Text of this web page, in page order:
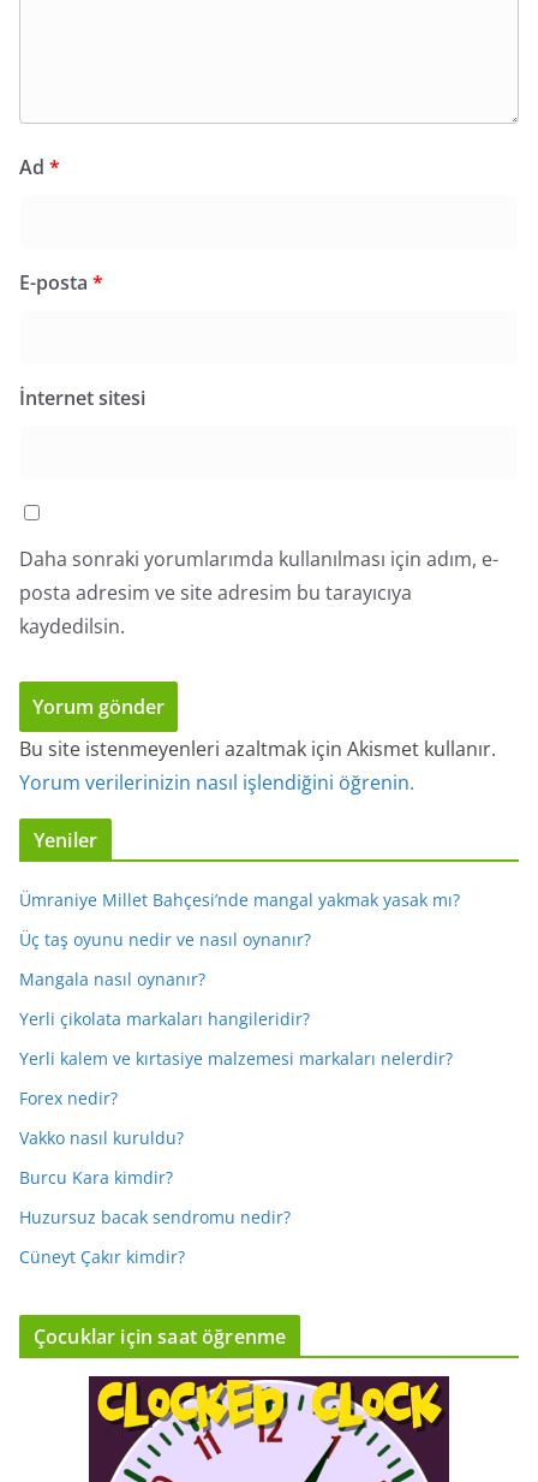
Ad *
E-posta *
İnternet sitesi
Daha sonraki yorumlarımda kullanılması için adım, e-
posta adresim ve site adresim bu tarayıcıya
kaydedilsin.
Bu site istenmeyenleri azaltmak için Akismet kullanır.
Yorum verilerinizin nasıl işlendiğini öğrenin.
Yeniler
Ümraniye Millet Bahçesi’nde mangal yakmak yasak mı?
Üç taş oyunu nedir ve nasıl oynanır?
Mangala nasıl oynanır?
Yerli çikolata markaları hangileridir?
Yerli kalem ve kırtasiye malzemesi markaları nelerdir?
Forex nedir?
Vakko nasıl kuruldu?
Burcu Kara kimdir?
Huzursuz bacak sendromu nedir?
Cüneyt Çakır kimdir?
Çocuklar için saat öğrenme